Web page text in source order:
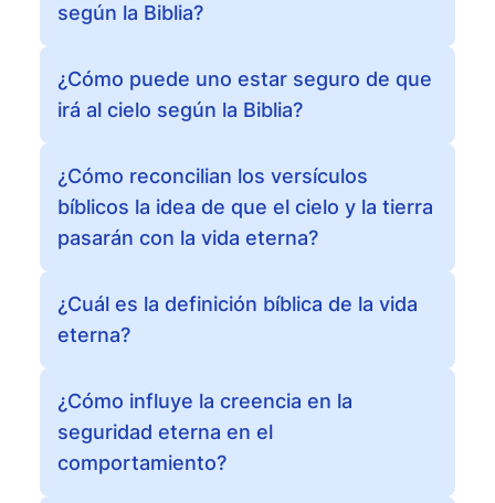
según la Biblia?
¿Cómo puede uno estar seguro de que
irá al cielo según la Biblia?
¿Cómo reconcilian los versículos
bíblicos la idea de que el cielo y la tierra
pasarán con la vida eterna?
¿Cuál es la definición bíblica de la vida
eterna?
¿Cómo influye la creencia en la
seguridad eterna en el
comportamiento?